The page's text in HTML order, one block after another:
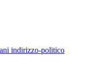
indirizzo-politico